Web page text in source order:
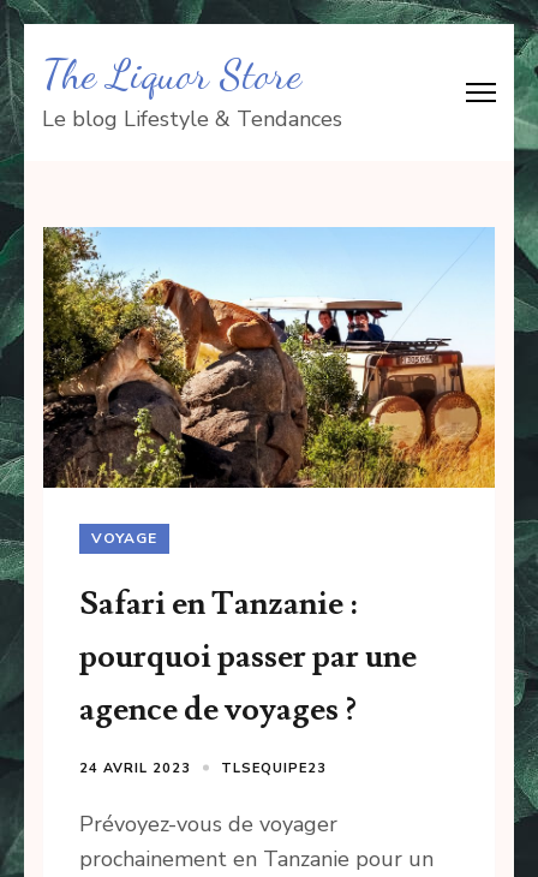
Aller
au
contenu
(Pressez
Entrée)
The Liquor Store
Le blog Lifestyle & Tendances
VOYAGE
Safari en Tanzanie :
pourquoi passer par une
agence de voyages ?
24 AVRIL 2023 TLSEQUIPE23
Prévoyez-vous de voyager
prochainement en Tanzanie pour un